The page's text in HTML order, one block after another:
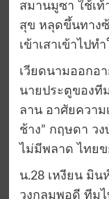
สมานมูซา ใช้เ
สุข หลุดขึ้นทางซ้
เข้าเสาเข้าไป
เวียดนามออกอ
นายประตูของ
ลาน อาศัยความ
ช้าง” กฤษดา ว
ไม่มีพลาด ไทย
น.28 เหงียน มิน
วงกลมพอดี ทีม